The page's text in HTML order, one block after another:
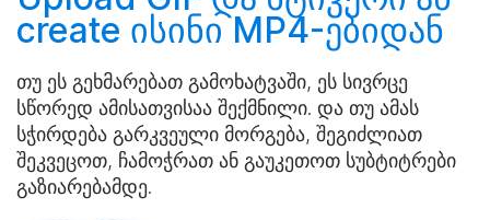
create ისინი MP4-ებიდან
თუ ეს გეხმარებათ გამოხატვაში, ეს სივრცე
სწორედ ამისათვისაა შექმნილი. და თუ ამას
სჭირდება გარკვეული მორგება, შეგიძლიათ
შეკვეცოთ, ჩამოჭრათ ან გაუკეთოთ სუბტიტრები
გაზიარებამდე.